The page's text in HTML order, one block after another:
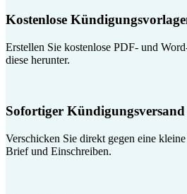
Kostenlose
Erstellen Sie kostenlose PDF- und
diese herunter.
Sofortiger Kündigungsversand
Verschicken Sie direkt gegen eine
Brief und Einschreiben.